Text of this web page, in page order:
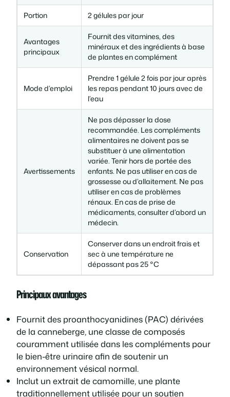
€
a
r
Portion 2 gélules par jour
Avantages
principaux
Fournit des vitamines, des
minéraux et des ingrédients à base
de plantes en complément
Mode d’emploi
Prendre 1 gélule 2 fois par jour après
les repas pendant 10 jours avec de
l’eau
Avertissements
Ne pas dépasser la dose
recommandée. Les compléments
alimentaires ne doivent pas se
substituer à une alimentation
variée. Tenir hors de portée des
enfants. Ne pas utiliser en cas de
grossesse ou d’allaitement. Ne pas
utiliser en cas de problèmes
rénaux. En cas de prise de
médicaments, consulter d’abord un
médecin.
Conservation
Conserver dans un endroit frais et
sec à une température ne
dépassant pas 25 °C
Principaux avantages
Fournit des proanthocyanidines (PAC) dérivées
de la canneberge, une classe de composés
couramment utilisée dans les compléments pour
le bien-être urinaire afin de soutenir un
environnement vésical normal.
Inclut un extrait de camomille, une plante
traditionnellement utilisée pour un soutien